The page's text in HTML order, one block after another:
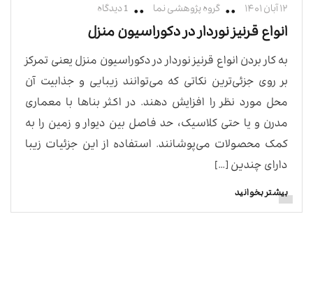
۱۲ آبان ۱۴۰۱ گروه پژوهشی نما 1 دیدگاه
انواع قرنیز نوردار در دکوراسیون منزل
به کار بردن انواع قرنیز نوردار در دکوراسیون منزل یعنی تمرکز
بر روی جزئی‌ترین نکاتی که می‌توانند زیبایی و جذابیت آن
محل مورد نظر را افزایش دهند. در اکثر بناها با معماری
مدرن و یا حتی کلاسیک، حد فاصل بین دیوار و زمین را به
کمک محصولات می‌پوشانند. استفاده از این جزئیات زیبا
دارای چندین […]
بیشتر بخوانید